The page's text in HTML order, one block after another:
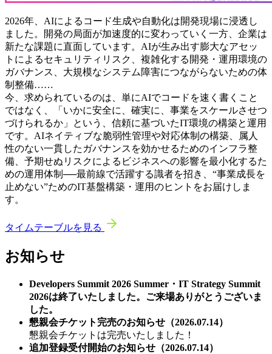
2026年、AIによるコード生成や自動化は開発現場に浸透し
ました。開発の局面が加速度的に変わっていく一方、企業は
新たな課題に直面しています。AIが生み出す膨大なアセッ
トによるセキュリティリスク、複雑化する開発・運用環境の
ガバナンス、大規模なシステム障害につながらないための体
制整備……
今、求められているのは、単にAIでコードを速く書くこと
ではなく、「いかに安全に、確実に、事業をスケールさせつ
づけられるか」という、信頼に基づいたIT環境の構築と運用
です。AIネイティブな脆弱性管理や対応体制の構築、属人
性のない一貫したガバナンスを効かせるためのインフラ整
備、予期せぬリスクによるビジネスへの影響を最小化するた
めの運用体制──最前線で活躍する識者を招き、“事業成長を
止めない”ためのIT基盤構築・運用のヒントをお届けしま
す。
タイムテーブルを見る
お知らせ
Developers Summit 2026 Summer・IT Strategy Summit
2026は終了いたしました。ご来場ありがとうございま
した。
懇親会チケット完売のお知らせ（2026.07.14）
懇親会チケットは完売いたしました！
追加登録受付開始のお知らせ（2026.07.14）